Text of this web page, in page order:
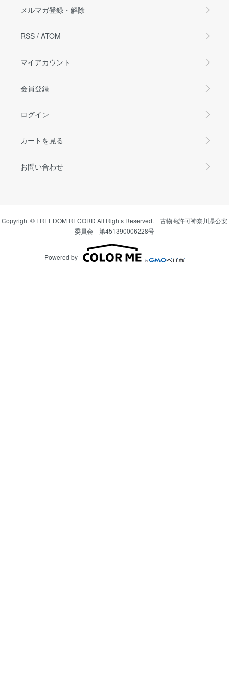
メルマガ登録・解除
RSS / ATOM
マイアカウント
会員登録
ログイン
カートを見る
お問い合わせ
Copyright © FREEDOM RECORD All Rights Reserved. 古物商許可神奈川県公安
委員会 第451390006228号
Powered by